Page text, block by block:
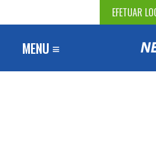
EFETUAR
MENU ≡